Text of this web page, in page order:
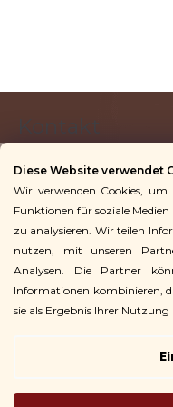
Diese Website verwendet
Wir verwenden Cookies, um
Funktionen für soziale
zu analysieren. Wir teilen
nutzen, mit unseren
Analysen. Die Partner
Informationen kombinieren,
sie als Ergebnis Ihrer
ß
e
Kontakt
info@
+49 781
Für Kunden
Copyright 2026